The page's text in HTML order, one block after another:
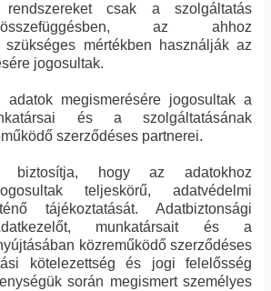
csak a szolgáltatás
az ahhoz
szükséges mértékben használják az
jogosultak.
adatok megismerésére jogosultak a
és a szolgáltatásának
szerződéses partnerei.
biztosítja, hogy az adatokhoz
teljeskörű, adatvédelmi
tájékoztatását. Adatbiztonsági
munkatársait és a
közreműködő szerződéses
kötelezettség és jogi felelősség
során megismert személyes